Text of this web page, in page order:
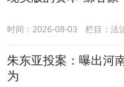
时间：2026-08-03 栏目： 法
朱东亚投案：曝出河
为